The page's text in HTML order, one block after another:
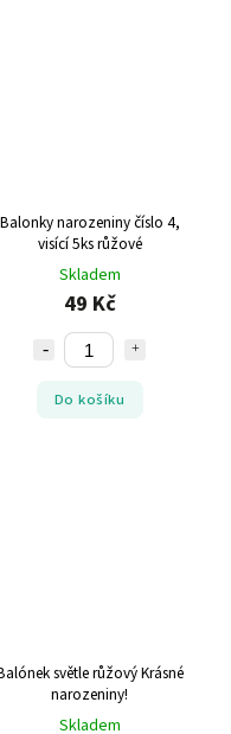
Balonky narozeniny číslo 4,
visící 5ks růžové
Skladem
49 Kč
Do košíku
světle růžový Krásné
narozeniny!
Skladem